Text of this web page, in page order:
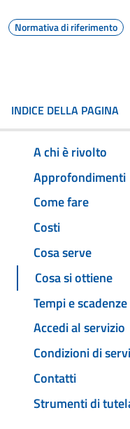
Normativa di riferimento
INDICE DELLA PAGINA
A chi è rivolto
Approfondimenti
Come fare
Costi
Cosa serve
Cosa si ottiene
Tempi e scadenze
Accedi al servizio
Condizioni di
Contatti
Strumenti di